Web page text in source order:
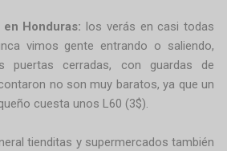
Honduras: los verás en casi todas
vimos gente entrando o saliendo,
puertas cerradas, con guardas de
no son muy baratos, ya que un
cuesta unos L60 (3$).
tienditas y supermercados también